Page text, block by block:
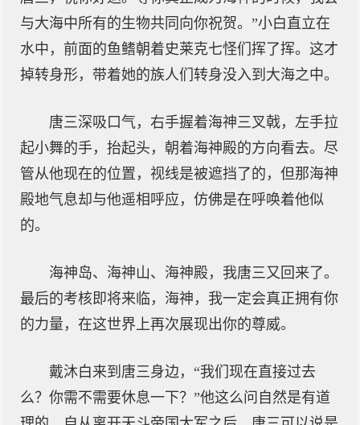
与大海中所有的生物共同向你祝贺。”小白直立在
水中，前面的鱼鳍朝着史莱克七怪们挥了挥。这才
掉转身形，带着她的族人们转身没入到大海之中。
唐三深吸口气，右手握着海神三叉戟，左手拉
起小舞的手，抬起头，朝着海神殿的方向看去。尽
管从他现在的位置，视线是被遮挡了的，但那海神
殿地气息却与他遥相呼应，仿佛是在呼唤着他似
的。
海神岛、海神山、海神殿，我唐三又回来了。
最后的考核即将来临，海神，我一定会真正拥有你
的力量，在这世界上再次展现出你的尊威。
戴沐白来到唐三身边，“我们现在直接过去
么？你需不需要休息一下？”他这么问自然是有道